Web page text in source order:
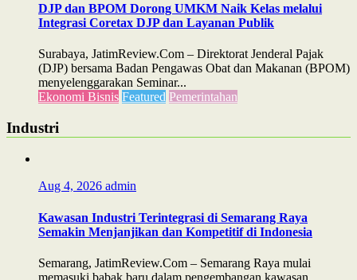
DJP dan BPOM Dorong UMKM Naik Kelas melalui
Integrasi Coretax DJP dan Layanan Publik
Surabaya, JatimReview.Com – Direktorat Jenderal Pajak
(DJP) bersama Badan Pengawas Obat dan Makanan (BPOM)
menyelenggarakan Seminar...
Ekonomi Bisnis Featured Pemerintahan
Industri
Aug 4, 2026 admin
Kawasan Industri Terintegrasi di Semarang Raya
Semakin Menjanjikan dan Kompetitif di Indonesia
Semarang, JatimReview.Com – Semarang Raya mulai
memasuki babak baru dalam pengembangan kawasan